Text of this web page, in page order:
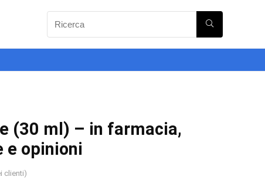
(30 ml) – in farmacia,
e opinioni
clienti)